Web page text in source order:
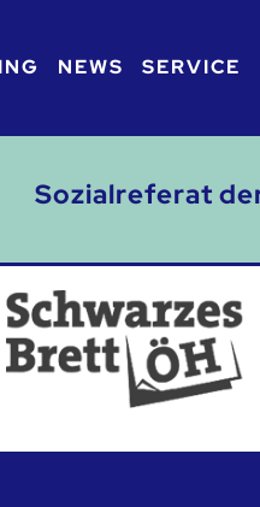
NEWS SERVICE
Sozialreferat